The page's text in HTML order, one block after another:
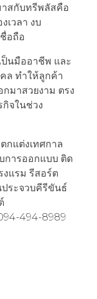
าสกับทรีพลัสคือ
เวลา งบ
อถือ
นมืออาชีพ และ
ล ทำให้ลูกค้า
มาสวยงาม ตรง
จในช่วง
กแต่งเทศกาล
การออกแบบ ติด
แรม รีสอร์ต
ระจวบคีรีขันธ์
494-8989